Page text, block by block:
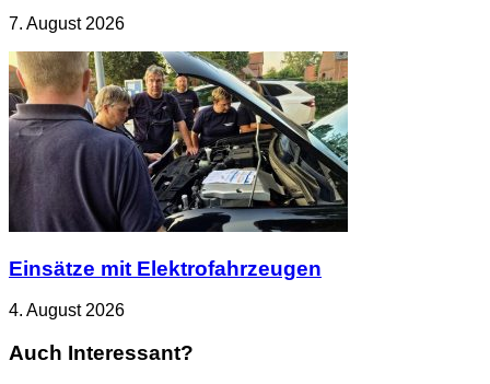
7. August 2026
Einsätze mit Elektrofahrzeugen
4. August 2026
Auch Interessant?